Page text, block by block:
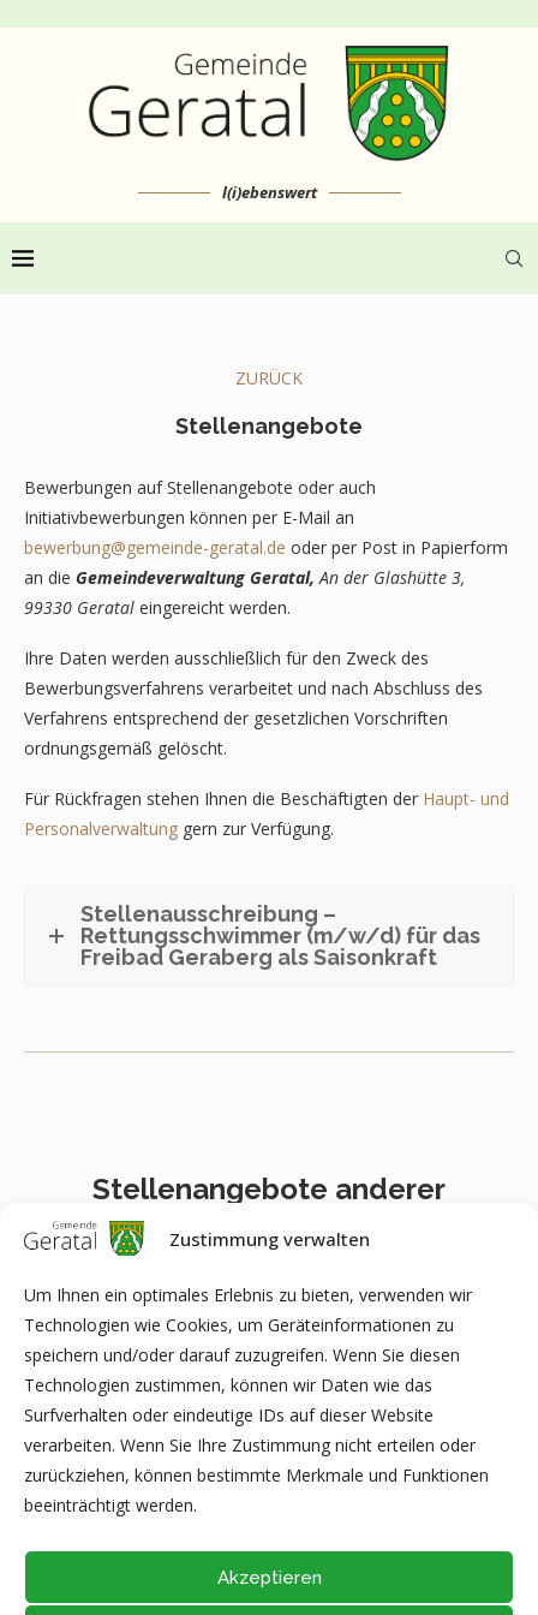
Zustimmung verwalten
Um Ihnen ein optimales Erlebnis zu bieten, verwenden wir
Technologien wie Cookies, um Geräteinformationen zu
speichern und/oder darauf zuzugreifen. Wenn Sie diesen
Technologien zustimmen, können wir Daten wie das
Surfverhalten oder eindeutige IDs auf dieser Website
verarbeiten. Wenn Sie Ihre Zustimmung nicht erteilen oder
zurückziehen, können bestimmte Merkmale und Funktionen
beeinträchtigt werden.
Akzeptieren
l(i)ebenswert
ZURÜCK
Stellenangebote
Bewerbungen auf Stellenangebote oder auch
Initiativbewerbungen können per E-Mail an
bewerbung@gemeinde-geratal.de oder per Post in Papierform
an die Gemeindeverwaltung Geratal, An der Glashütte 3,
99330 Geratal eingereicht werden.
Ihre Daten werden ausschließlich für den Zweck des
Bewerbungsverfahrens verarbeitet und nach Abschluss des
Verfahrens entsprechend der gesetzlichen Vorschriften
ordnungsgemäß gelöscht.
Für Rückfragen stehen Ihnen die Beschäftigten der Haupt- und
Personalverwaltung gern zur Verfügung.
Stellenausschreibung –
Rettungsschwimmer (m/w/d) für das
Freibad Geraberg als Saisonkraft
Stellenangebote anderer
Einrichtungen
Mitarbeiter (m/w/d)
Jugendherberge für Verpflegung &
Reinigung (Teilzeit oder Minijob)
Außenstellenleitung (m/w/d) für das
Bildungs- und Medienzentrum
Gräfenroda